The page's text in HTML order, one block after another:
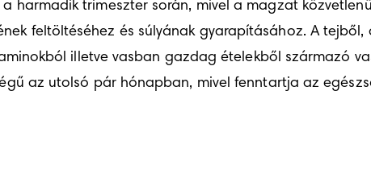
harmadik trimeszter során, mivel a magzat
feltöltéséhez és súlyának gyarapításához. A tejből,
illetve vasban gazdag ételekből származó
az utolsó pár hónapban, mivel fenntartja az